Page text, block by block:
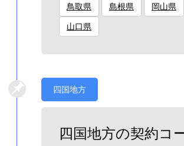
鳥取県 島根県 岡山県
山口県
四国地方
四国地方の契約コ